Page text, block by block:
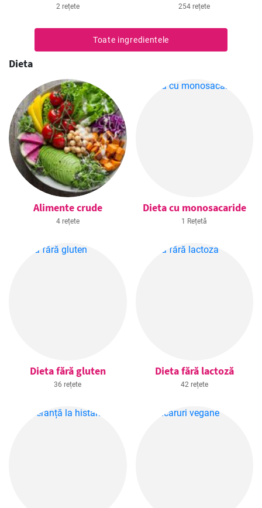
2 rețete 254 rețete
Toate ingredientele
Dieta
Alimente crude
4 rețete
Dieta cu monosacaride
1 Rețetă
Dieta fără gluten
36 rețete
Dieta fără lactoză
42 rețete